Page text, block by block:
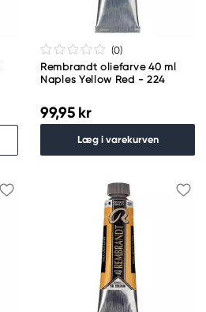
(0)
Rembrandt oliefarve 40 ml
Naples Yellow Red - 224
99,95 kr
Læg i varekurven